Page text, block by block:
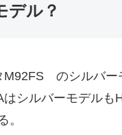
デル？
M92FS のシルバー
はシルバーモデル
。